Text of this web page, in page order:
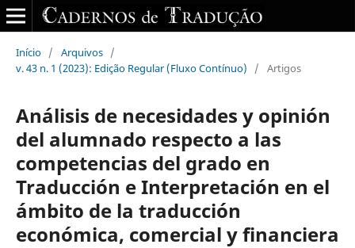
Início / Arquivos /
v. 43 n. 1 (2023): Edição Regular (Fluxo Contínuo)
/ Artigos
Análisis de necesidades y opinión
del alumnado respecto a las
competencias del grado en
Traducción e Interpretación en el
ámbito de la traducción
económica, comercial y financiera